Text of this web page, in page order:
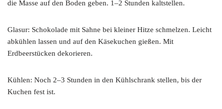
die Masse auf den Boden geben. 1–2 Stunden kaltstellen.
Glasur: Schokolade mit Sahne bei kleiner Hitze schmelzen. Leicht
abkühlen lassen und auf den Käsekuchen gießen. Mit
Erdbeerstücken dekorieren.
Kühlen: Noch 2–3 Stunden in den Kühlschrank stellen, bis der
Kuchen fest ist.